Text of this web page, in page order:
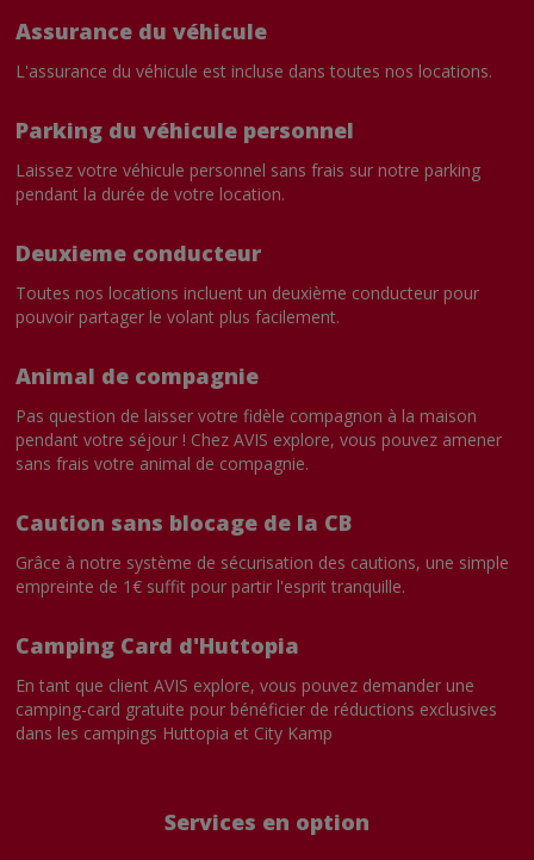
Assurance du véhicule
L'assurance du véhicule est incluse dans toutes nos locations.
Parking du véhicule personnel
Laissez votre véhicule personnel sans frais sur notre parking
pendant la durée de votre location.
Deuxieme conducteur
Toutes nos locations incluent un deuxième conducteur pour
pouvoir partager le volant plus facilement.
Animal de compagnie
Pas question de laisser votre fidèle compagnon à la maison
pendant votre séjour ! Chez AVIS explore, vous pouvez amener
sans frais votre animal de compagnie.
Caution sans blocage de la CB
Grâce à notre système de sécurisation des cautions, une simple
empreinte de 1€ suffit pour partir l'esprit tranquille.
Camping Card d'Huttopia
En tant que client AVIS explore, vous pouvez demander une
camping-card gratuite pour bénéficier de réductions exclusives
dans les campings Huttopia et City Kamp
Services en option